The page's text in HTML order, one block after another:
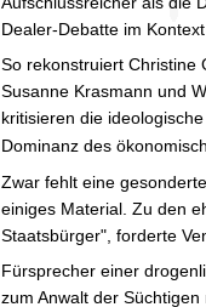
Dealer-Debatte im
So rekonstruiert Christine
Susanne Krasmann und
kritisieren die
Dominanz des
Zwar fehlt eine
einiges Material. Zu den
Staatsbürger", forderte
Fürsprecher einer
zum Anwalt der